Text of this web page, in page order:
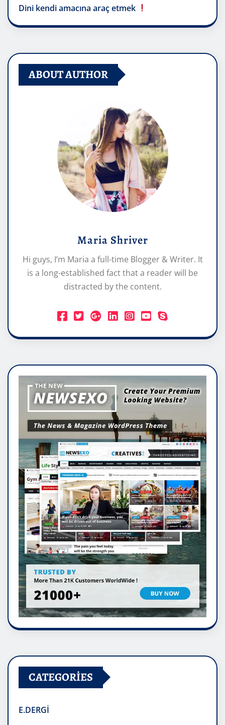
Dini kendi amacına araç etmek
ABOUT AUTHOR
Maria Shriver
Hi guys, I’m Maria a full-time Blogger & Writer. It
is a long-established fact that a reader will be
distracted by the content.
CATEGORIES
E.DERGİ